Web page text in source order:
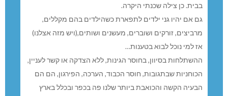
בבית. כן צילה שכנתי היקרה.
גם אם יהיו גני ילדים לתפארת כשהילדים בהם מקללים,
מרביצים, זורקים ושוברים, מעשנים ושותים,(ויש מזה אצלנו)
אז למי נוכל לבוא בטענות…
ההשתלחות בסיוון, בחוסר הגינות, ללא הצדקה או קשר לעניין,
הכוחניות שבתגובות, חוסר הכבוד, הערכה, הפירגון, הם הם
הבעיה הקשה והכואבת ביותר שלנו פה בכפר ובכלל בארץ